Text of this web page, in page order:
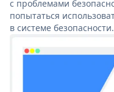
с проблемами
попытаться
в системе безопасности.